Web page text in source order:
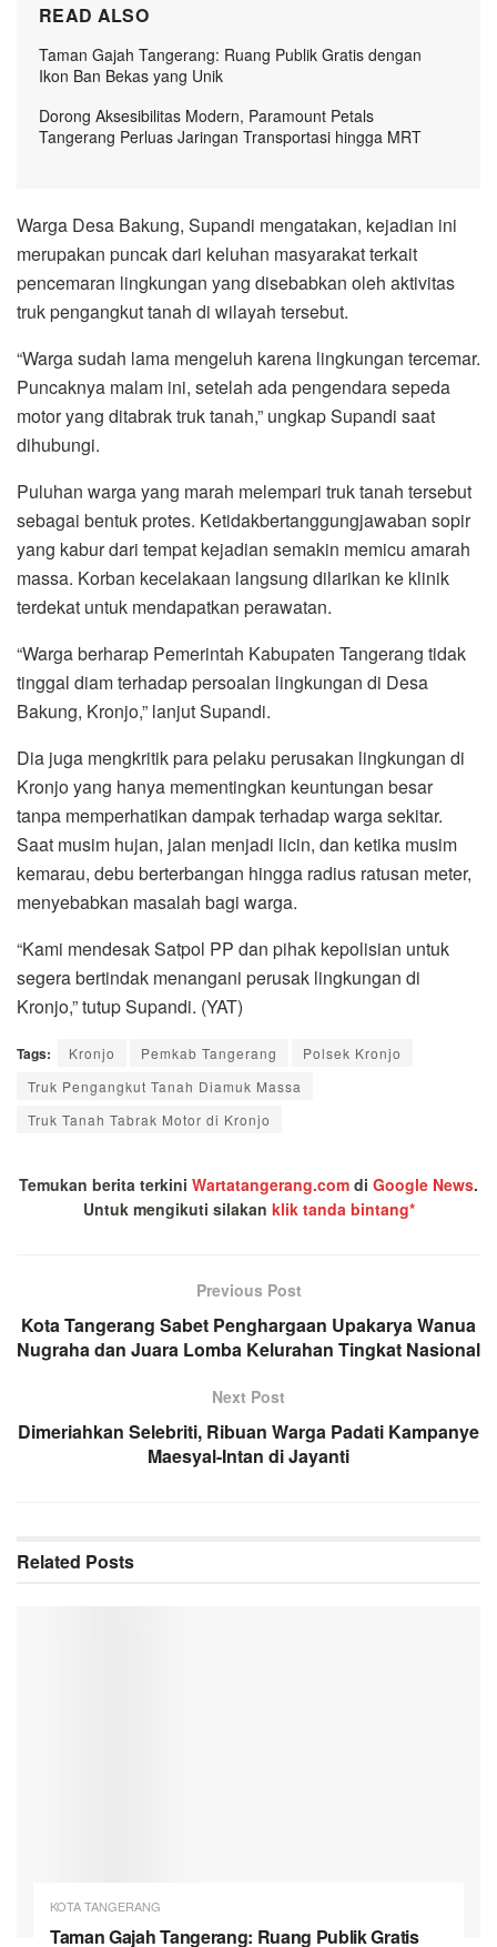
READ ALSO
Taman Gajah Tangerang: Ruang Publik Gratis dengan
Ikon Ban Bekas yang Unik
Dorong Aksesibilitas Modern, Paramount Petals
Tangerang Perluas Jaringan Transportasi hingga MRT
Warga Desa Bakung, Supandi mengatakan, kejadian ini
merupakan puncak dari keluhan masyarakat terkait
pencemaran lingkungan yang disebabkan oleh aktivitas
truk pengangkut tanah di wilayah tersebut.
“Warga sudah lama mengeluh karena lingkungan tercemar.
Puncaknya malam ini, setelah ada pengendara sepeda
motor yang ditabrak truk tanah,” ungkap Supandi saat
dihubungi.
Puluhan warga yang marah melempari truk tanah tersebut
sebagai bentuk protes. Ketidakbertanggungjawaban sopir
yang kabur dari tempat kejadian semakin memicu amarah
massa. Korban kecelakaan langsung dilarikan ke klinik
terdekat untuk mendapatkan perawatan.
“Warga berharap Pemerintah Kabupaten Tangerang tidak
tinggal diam terhadap persoalan lingkungan di Desa
Bakung, Kronjo,” lanjut Supandi.
Dia juga mengkritik para pelaku perusakan lingkungan di
Kronjo yang hanya mementingkan keuntungan besar
tanpa memperhatikan dampak terhadap warga sekitar.
Saat musim hujan, jalan menjadi licin, dan ketika musim
kemarau, debu berterbangan hingga radius ratusan meter,
menyebabkan masalah bagi warga.
“Kami mendesak Satpol PP dan pihak kepolisian untuk
segera bertindak menangani perusak lingkungan di
Kronjo,” tutup Supandi. (YAT)
Tags: Kronjo Pemkab Tangerang
Polsek Kronjo
Truk Pengangkut Tanah Diamuk Massa
Truk Tanah Tabrak Motor di Kronjo
Temukan berita terkini Wartatangerang.com di Google News.
Untuk mengikuti silakan klik tanda bintang*
Previous Post
Kota Tangerang Sabet Penghargaan Upakarya Wanua
Nugraha dan Juara Lomba Kelurahan Tingkat Nasional
Next Post
Dimeriahkan Selebriti, Ribuan Warga Padati Kampanye
Maesyal-Intan di Jayanti
Related Posts
KOTA TANGERANG
Taman Gajah Tangerang: Ruang Publik Gratis